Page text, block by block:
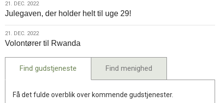
21.
dec.
2022
21. DEC. 2022
Julegaven, der holder helt til uge 29!
21.
dec.
2022
21. DEC. 2022
Volontører til Rwanda
Find gudstjeneste Find menighed
Få det fulde overblik over kommende gudstjenester.